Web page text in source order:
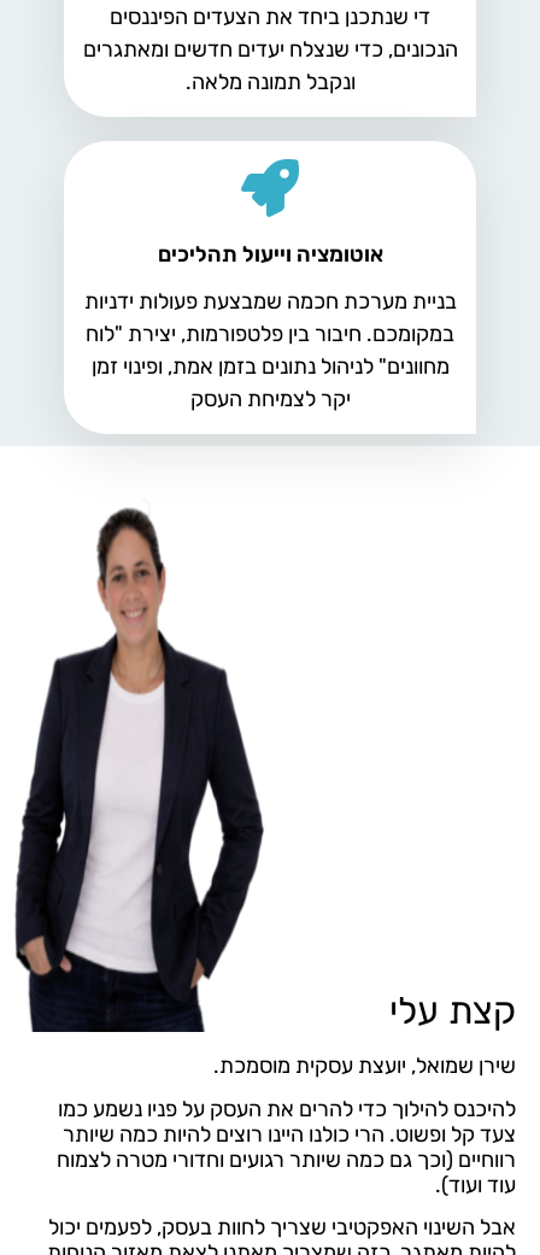
די שנתכנן ביחד את הצעדים הפיננסים
הנכונים, כדי שנצלח יעדים חדשים ומאתגרים
ונקבל תמונה מלאה.
אוטומציה וייעול תהליכים
בניית מערכת חכמה שמבצעת פעולות ידניות
במקומכם. חיבור בין פלטפורמות, יצירת "לוח
מחוונים" לניהול נתונים בזמן אמת, ופינוי זמן
יקר לצמיחת העסק
קצת עלי
שירן שמואל, יועצת עסקית מוסמכת.
להיכנס להילוך כדי להרים את העסק על פניו נשמע כמו
צעד קל ופשוט. הרי כולנו היינו רוצים להיות כמה שיותר
רווחיים (וכך גם כמה שיותר רגועים וחדורי מטרה לצמוח
עוד ועוד).
אבל השינוי האפקטיבי שצריך לחוות בעסק, לפעמים יכול